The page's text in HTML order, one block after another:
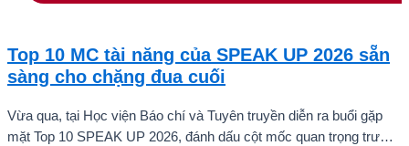
Top 10 MC tài năng của SPEAK UP 2026 sẵn
sàng cho chặng đua cuối
Vừa qua, tại Học viện Báo chí và Tuyên truyền diễn ra buổi gặp
mặt Top 10 SPEAK UP 2026, đánh dấu cột mốc quan trọng trước